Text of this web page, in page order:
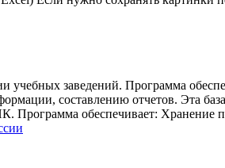
учебных заведений. Программа
составлению отчетов. Эта
Программа обеспечивает: Хранение